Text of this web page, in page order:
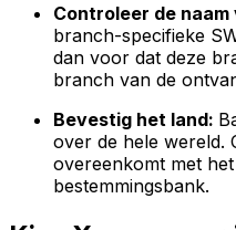
Controleer de
branch-specifieke
dan voor dat deze
branch van de
Bevestig het land:
over de hele wereld.
overeenkomt met
bestemmingsbank.